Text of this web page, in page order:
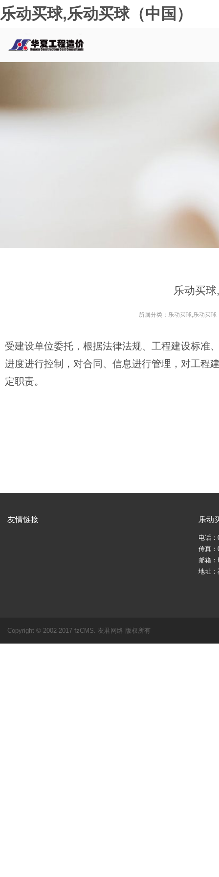
乐动买球,乐动买球（中国）
乐动买
所属分类： 乐动买球,乐动买
受建设单位委托，根据法律法规、工程建设标准
进度进行控制，对合同、信息进行管理，对工程
定职责。
友情链接 乐动
电话：
传真：
邮箱
地址
Copyright © 2002-2017 fzCMS. 友君网络 版权所有